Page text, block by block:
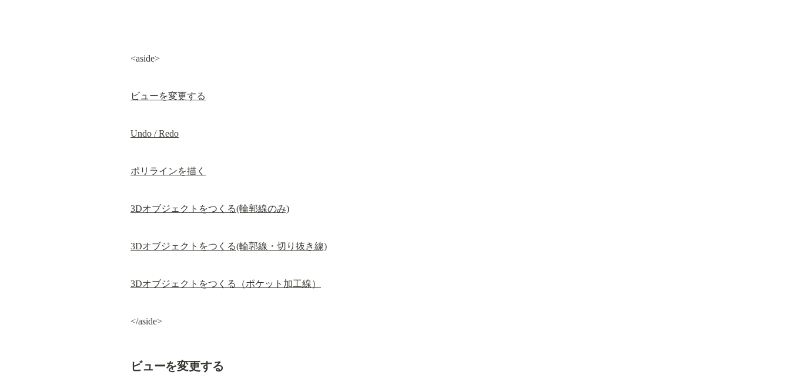
<aside>
ビューを変更する
Undo / Redo
ポリラインを描く
3Dオブジェクトをつくる(輪郭線のみ)
3Dオブジェクトをつくる(輪郭線・切り抜き線)
3Dオブジェクトをつくる（ポケット加工線）
</aside>
ビューを変更する